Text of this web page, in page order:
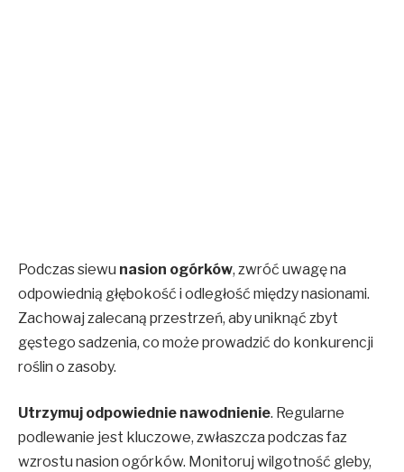
Podczas siewu nasion ogórków, zwróć uwagę na
odpowiednią głębokość i odległość między nasionami.
Zachowaj zalecaną przestrzeń, aby uniknąć zbyt
gęstego sadzenia, co może prowadzić do konkurencji
roślin o zasoby.
Utrzymuj odpowiednie nawodnienie. Regularne
podlewanie jest kluczowe, zwłaszcza podczas faz
wzrostu nasion ogórków. Monitoruj wilgotność gleby,